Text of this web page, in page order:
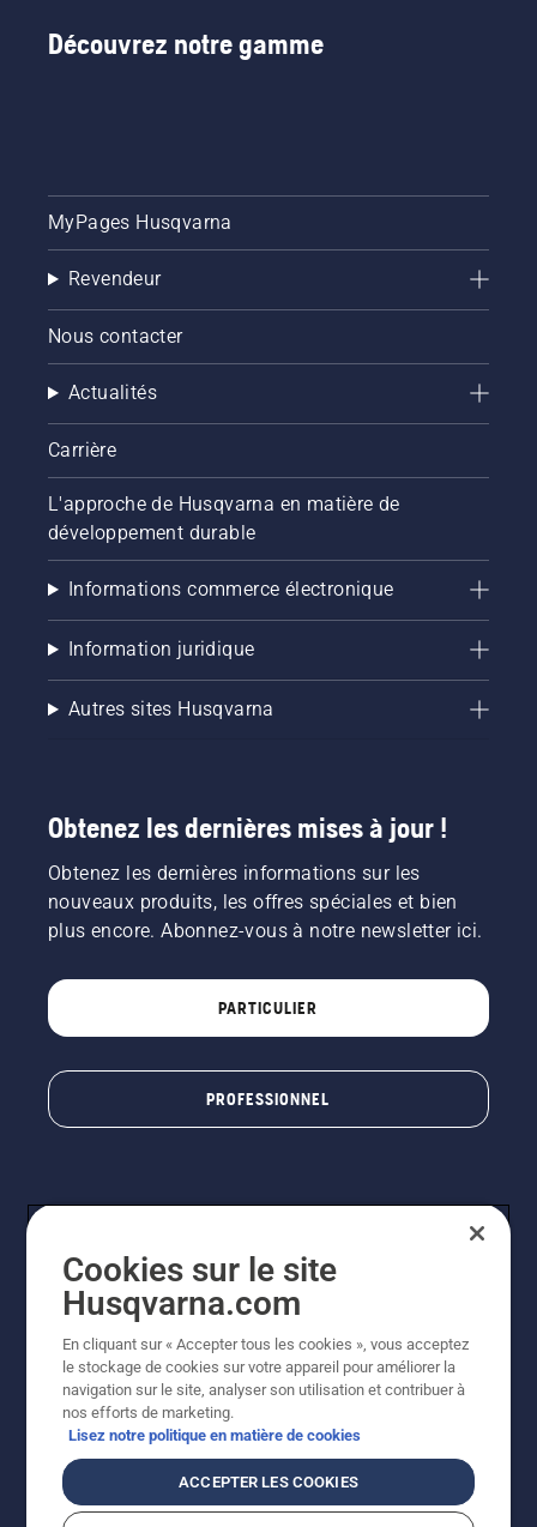
Découvrez notre gamme
MyPages Husqvarna
Revendeur
Nous contacter
Actualités
Carrière
L'approche de Husqvarna en matière de
développement durable
Informations commerce électronique
Information juridique
Autres sites Husqvarna
Obtenez les dernières mises à jour !
Obtenez les dernières informations sur les
nouveaux produits, les offres spéciales et bien
plus encore. Abonnez-vous à notre newsletter ici.
PARTICULIER
PROFESSIONNEL
© Husqvarna AB (publ). Tous droits réservés. Les prix
indiqués sont à titre indicatif de Husqvarna Schweiz AG
aux revendeurs participants, prix en CHF, TVA 8,1 % et
TAR incluses. Sous réserve de modification. Tous les
prix indiqués sont des prix de vente recommandés (TVA
incluse), sauf si le produit est disponible pour un achat
Politique relative aux cookiesConditions d'utilisation
Cookies sur le site
Husqvarna.com
En cliquant sur « Accepter tous les cookies », vous acceptez
le stockage de cookies sur votre appareil pour améliorer la
navigation sur le site, analyser son utilisation et contribuer à
nos efforts de marketing.
Lisez notre politique en matière de cookies
ACCEPTER LES COOKIES